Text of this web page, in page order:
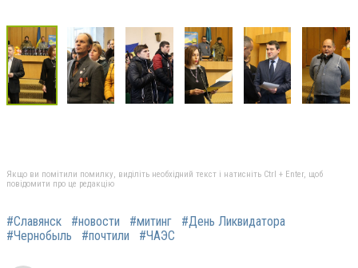
Якщо ви помітили помилку, виділіть необхідний текст і натисніть Ctrl + Enter, щоб
повідомити про це редакцію
#Славянск #новости #митинг
#День Ликвидатора
#Чернобыль
#почтили #ЧАЭС